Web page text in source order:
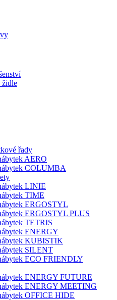
židle
řady
AERO
COLUMBA
LINIE
TIME
ERGOSTYL
ERGOSTYL PLUS
TETRIS
ENERGY
KUBISTIK
SILENT
ECO FRIENDLY
ENERGY FUTURE
ENERGY MEETING
OFFICE HIDE